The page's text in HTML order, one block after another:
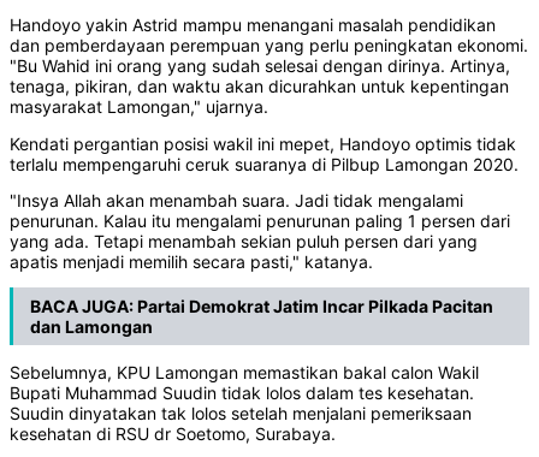
Handoyo yakin Astrid mampu menangani masalah pendidikan
dan pemberdayaan perempuan yang perlu peningkatan ekonomi.
"Bu Wahid ini orang yang sudah selesai dengan dirinya. Artinya,
tenaga, pikiran, dan waktu akan dicurahkan untuk kepentingan
masyarakat Lamongan," ujarnya.
Kendati pergantian posisi wakil ini mepet, Handoyo optimis tidak
terlalu mempengaruhi ceruk suaranya di Pilbup Lamongan 2020.
"Insya Allah akan menambah suara. Jadi tidak mengalami
penurunan. Kalau itu mengalami penurunan paling 1 persen dari
yang ada. Tetapi menambah sekian puluh persen dari yang
apatis menjadi memilih secara pasti," katanya.
BACA JUGA:Partai Demokrat Jatim Incar Pilkada Pacitan
dan Lamongan
Sebelumnya, KPU Lamongan memastikan bakal calon Wakil
Bupati Muhammad Suudin tidak lolos dalam tes kesehatan.
Suudin dinyatakan tak lolos setelah menjalani pemeriksaan
kesehatan di RSU dr Soetomo, Surabaya.